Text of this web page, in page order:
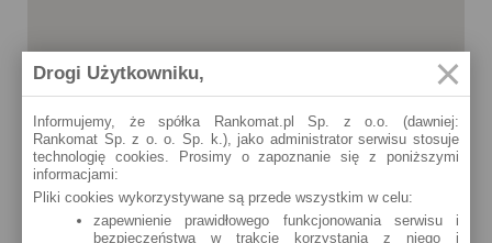
Drogi Użytkowniku,
Informujemy, że spółka Rankomat.pl Sp. z o.o. (dawniej:
Rankomat Sp. z o. o. Sp. k.), jako administrator serwisu stosuje
technologię cookies. Prosimy o zapoznanie się z poniższymi
informacjami:
Pliki cookies wykorzystywane są przede wszystkim w celu:
zapewnienie prawidłowego funkcjonowania serwisu i
bezpieczeństwa w trakcie korzystania z niego i